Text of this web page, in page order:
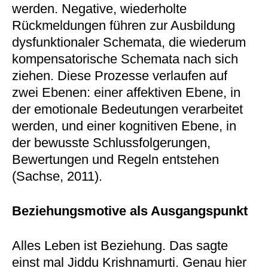
werden. Negative, wiederholte
Rückmeldungen führen zur Ausbildung
dysfunktionaler Schemata, die wiederum
kompensatorische Schemata nach sich
ziehen. Diese Prozesse verlaufen auf
zwei Ebenen: einer affektiven Ebene, in
der emotionale Bedeutungen verarbeitet
werden, und einer kognitiven Ebene, in
der bewusste Schlussfolgerungen,
Bewertungen und Regeln entstehen
(Sachse, 2011).
Beziehungsmotive als Ausgangspunkt
Alles Leben ist Beziehung. Das sagte
einst mal Jiddu Krishnamurti. Genau hier